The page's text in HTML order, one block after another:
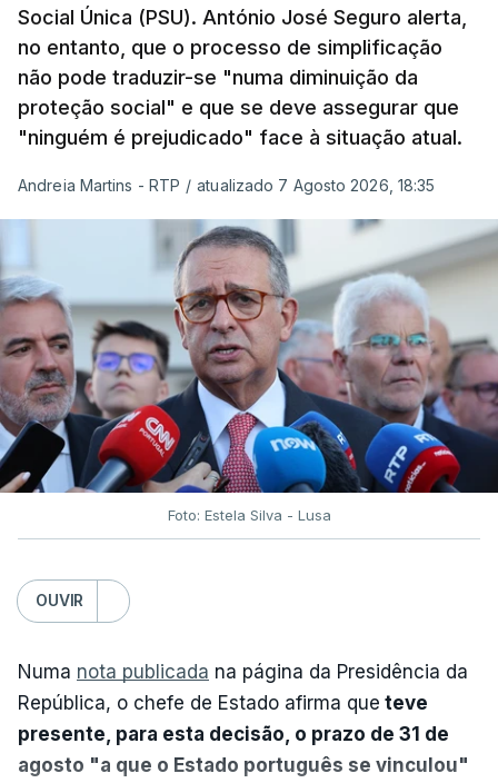
Social Única (PSU). António José Seguro alerta,
no entanto, que o processo de simplificação
não pode traduzir-se "numa diminuição da
proteção social" e que se deve assegurar que
"ninguém é prejudicado" face à situação atual.
Andreia Martins - RTP / atualizado 7 Agosto 2026, 18:35
Foto: Estela Silva - Lusa
OUVIR
Numa nota publicada na página da Presidência da
República, o chefe de Estado afirma que teve
presente, para esta decisão, o prazo de 31 de
agosto "a que o Estado português se vinculou"